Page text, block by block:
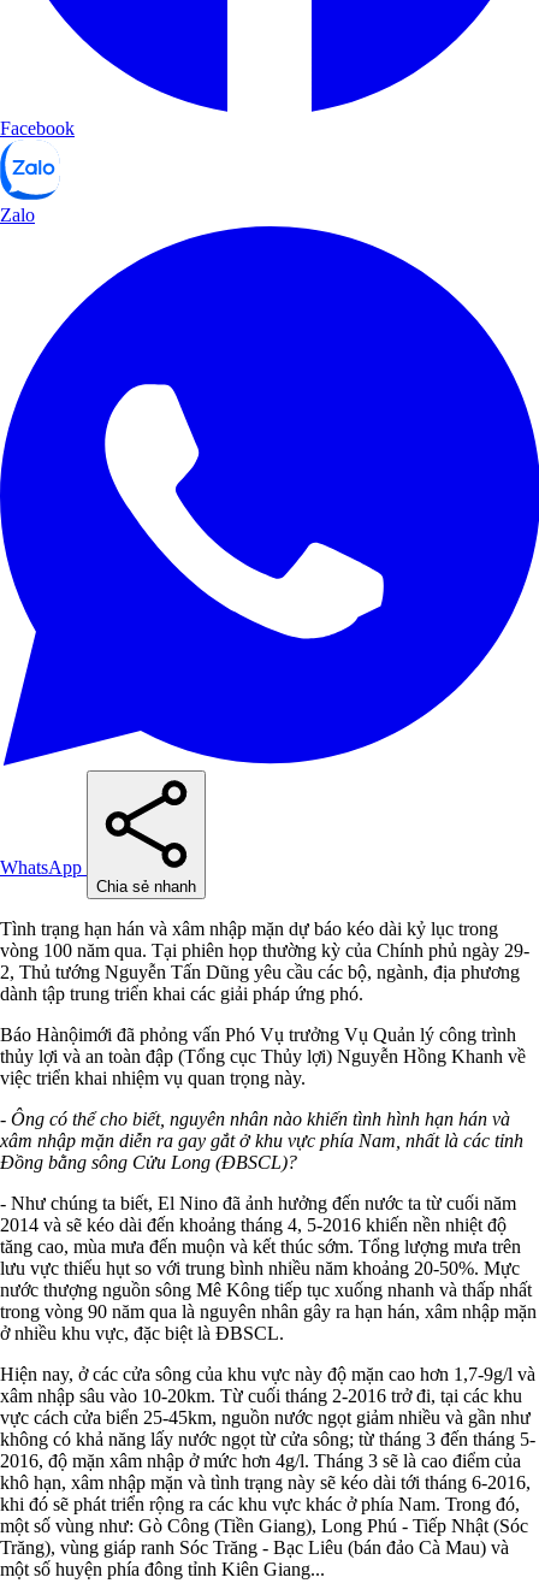
Facebook
Zalo
WhatsApp
Chia sẻ nhanh
Tình trạng hạn hán và xâm nhập mặn dự báo kéo dài kỷ lục trong
vòng 100 năm qua. Tại phiên họp thường kỳ của Chính phủ ngày 29-
2, Thủ tướng Nguyễn Tấn Dũng yêu cầu các bộ, ngành, địa phương
dành tập trung triển khai các giải pháp ứng phó.
Báo Hànộimới đã phỏng vấn Phó Vụ trưởng Vụ Quản lý công trình
thủy lợi và an toàn đập (Tổng cục Thủy lợi) Nguyễn Hồng Khanh về
việc triển khai nhiệm vụ quan trọng này.
- Ông có thể cho biết, nguyên nhân nào khiến tình hình hạn hán và
xâm nhập mặn diễn ra gay gắt ở khu vực phía Nam, nhất là các tỉnh
Đồng bằng sông Cửu Long (ĐBSCL)?
- Như chúng ta biết, El Nino đã ảnh hưởng đến nước ta từ cuối năm
2014 và sẽ kéo dài đến khoảng tháng 4, 5-2016 khiến nền nhiệt độ
tăng cao, mùa mưa đến muộn và kết thúc sớm. Tổng lượng mưa trên
lưu vực thiếu hụt so với trung bình nhiều năm khoảng 20-50%. Mực
nước thượng nguồn sông Mê Kông tiếp tục xuống nhanh và thấp nhất
trong vòng 90 năm qua là nguyên nhân gây ra hạn hán, xâm nhập mặn
ở nhiều khu vực, đặc biệt là ĐBSCL.
Hiện nay, ở các cửa sông của khu vực này độ mặn cao hơn 1,7-9g/l và
xâm nhập sâu vào 10-20km. Từ cuối tháng 2-2016 trở đi, tại các khu
vực cách cửa biển 25-45km, nguồn nước ngọt giảm nhiều và gần như
không có khả năng lấy nước ngọt từ cửa sông; từ tháng 3 đến tháng 5-
2016, độ mặn xâm nhập ở mức hơn 4g/l. Tháng 3 sẽ là cao điểm của
khô hạn, xâm nhập mặn và tình trạng này sẽ kéo dài tới tháng 6-2016,
khi đó sẽ phát triển rộng ra các khu vực khác ở phía Nam. Trong đó,
một số vùng như: Gò Công (Tiền Giang), Long Phú - Tiếp Nhật (Sóc
Trăng), vùng giáp ranh Sóc Trăng - Bạc Liêu (bán đảo Cà Mau) và
một số huyện phía đông tỉnh Kiên Giang...